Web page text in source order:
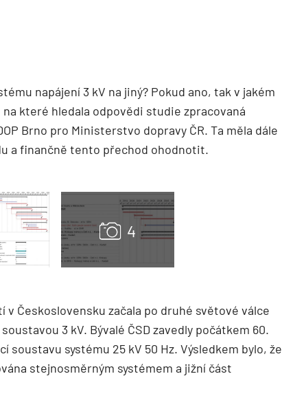
napájení 3 kV na jiný? Pokud ano, tak v jakém
které hledala odpovědi studie zpracovaná
Brno pro Ministerstvo dopravy ČR. Ta měla dále
a finančně tento přechod ohodnotit.
Československu začala po druhé světové válce
3 kV. Bývalé ČSD zavedly počátkem 60.
soustavu systému 25 kV 50 Hz. Výsledkem bylo, že
stejnosměrným systémem a jižní část